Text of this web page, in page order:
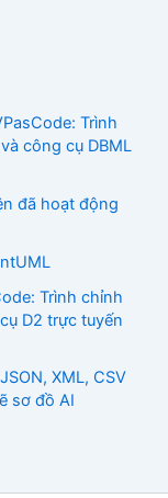
Trình
công cụ DBML
đã hoạt động
Trình chỉnh
D2 trực tuyến
XML, CSV
sơ đồ AI